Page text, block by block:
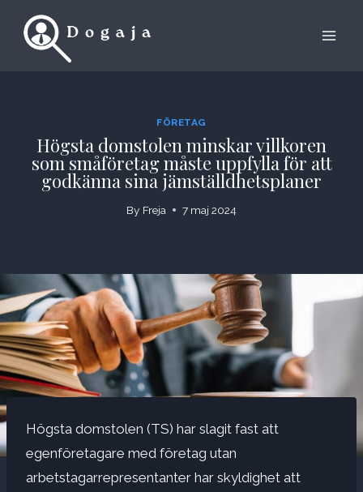
FÖRETAG
Högsta domstolen minskar villkoren
som småföretag måste uppfylla för att
godkänna sina jämställdhetsplaner
By Freja 7 maj 2024
Högsta domstolen (TS) har slagit fast att
egenföretagare med företag utan
arbetstagarrepresentanter har skyldighet att